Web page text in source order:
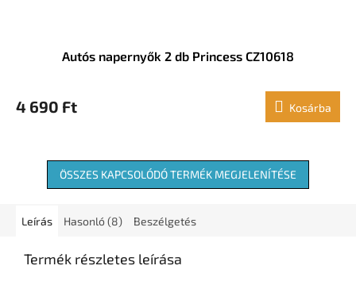
Autós napernyők 2 db Princess CZ10618
4 690 Ft Kosárba
ÖSSZES KAPCSOLÓDÓ TERMÉK MEGJELENÍTÉSE
Leírás Hasonló (8) Beszélgetés
Termék részletes leírása